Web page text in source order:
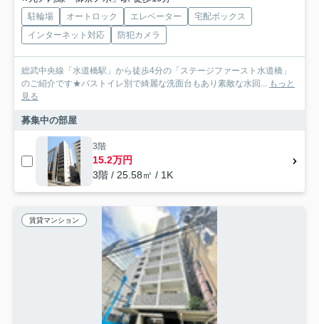
駐輪場 オートロック エレベーター
宅配ボックス
インターネット対応
防犯カメラ
総武中央線「水道橋駅」から徒歩4分の「ステージファースト水道橋」
のご紹介です★バストイレ別で綺麗な洗面台もあり素敵な水回... もっと
見る
募集中の部屋
3階
15.2万円
3階 / 25.58㎡ / 1K
賃貸マンション